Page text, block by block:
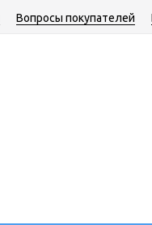
Вопросы покупателей